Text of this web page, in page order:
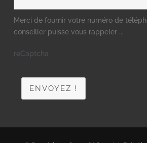
Merci de fournir votre numéro de
conseiller puisse vous rappeler ...
reCaptcha
ENVOYEZ !